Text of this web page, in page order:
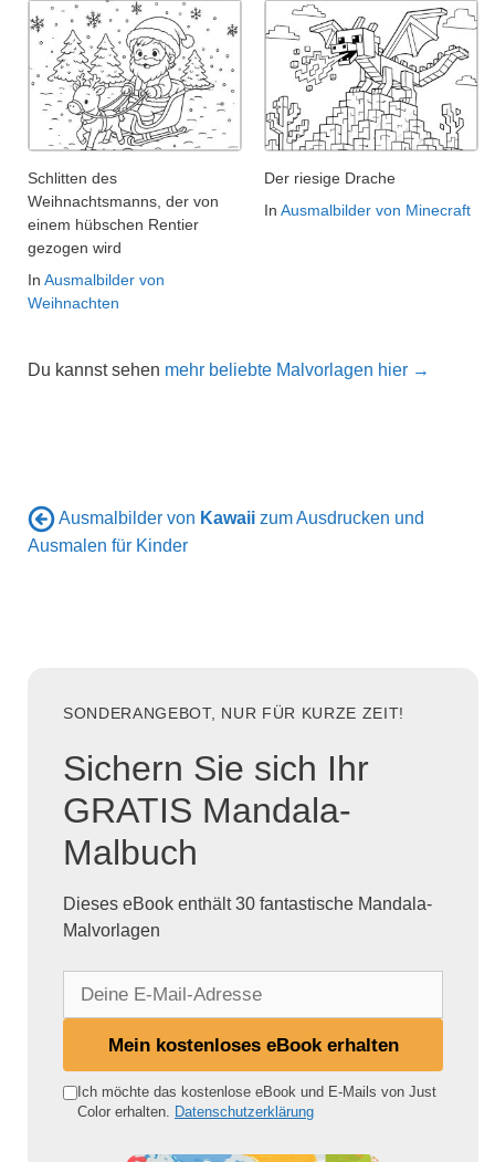
Schlitten des
Weihnachtsmanns, der von
einem hübschen Rentier
gezogen wird
In Ausmalbilder von
Weihnachten
Der riesige Drache
In Ausmalbilder von Minecraft
Du kannst sehen mehr beliebte Malvorlagen hier →
Ausmalbilder von Kawaii zum Ausdrucken und
Ausmalen für Kinder
SONDERANGEBOT, NUR FÜR KURZE ZEIT!
Sichern Sie sich Ihr
GRATIS Mandala-
Malbuch
Dieses eBook enthält 30 fantastische Mandala-
Malvorlagen
e
Mein kostenloses eBook erhalten
Ich möchte das kostenlose eBook und E-Mails von Just
Color erhalten.
Datenschutzerklärung